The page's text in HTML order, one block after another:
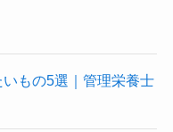
もの5選｜管理栄養士